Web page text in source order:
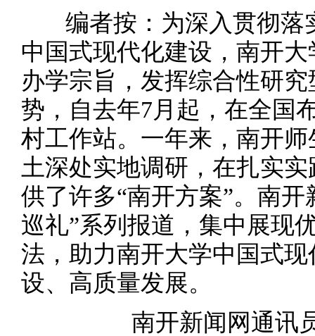
编者按： 为深入贯彻落
中国式现代化建设，南开
办学宗旨，发挥综合性研
势，自去年7月起，在全国
村工作站。一年来，南开
土深处实地调研，在扎实
供了许多“南开方案”。南
巡礼”系列报道，集中展现
法，助力南开大学中国式
设、高质量发展。
南开新闻网通讯